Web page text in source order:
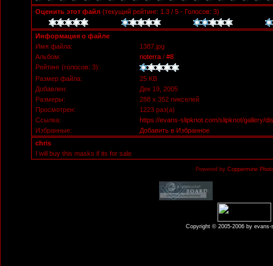
Оценить этот файл (текущий рейтинг: 1.3 / 5 - Голосов: 3)
Информация о файле
Имя файла:
1387.jpg
Альбом:
rioterra / #8
Рейтинг (голосов: 3):
Размер файла:
25 KB
Добавлен:
Дек 19, 2005
Размеры:
288 x 352 пикселей
Просмотрен:
1223 раз(а)
Ссылка:
https://evans-slipknot.com/slipknot/gallery/
Избранные:
Добавить в Избранное
chris
I will buy this masks if its for sale
Powered by Coppermine
Copyright © 2005-2006 by evans-